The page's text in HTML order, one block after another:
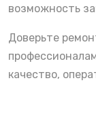
возможность
Доверьте
качество,